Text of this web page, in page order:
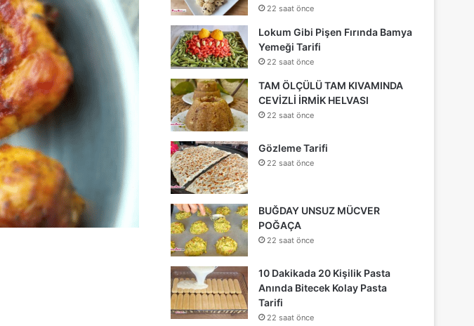
22 saat önce
Lokum Gibi Pişen Fırında Bamya
Yemeği Tarifi
22 saat önce
TAM ÖLÇÜLÜ TAM KIVAMINDA
CEVİZLİ İRMİK HELVASI
22 saat önce
Gözleme Tarifi
22 saat önce
BUĞDAY UNSUZ MÜCVER
POĞAÇA
22 saat önce
10 Dakikada 20 Kişilik Pasta
Anında Bitecek Kolay Pasta
Tarifi
22 saat önce